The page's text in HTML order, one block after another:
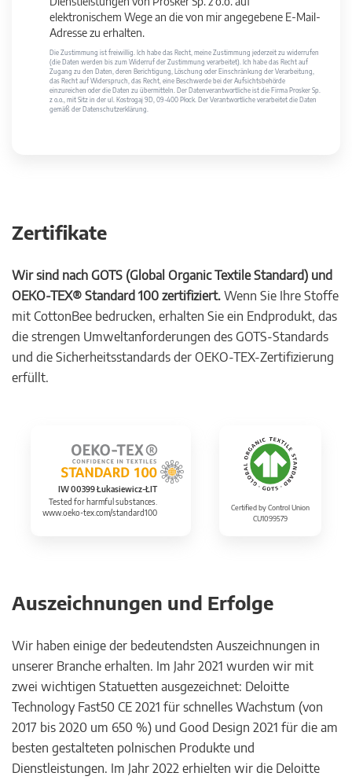
elektronischem Wege an die von mir angegebene E-Mail-
Adresse zu erhalten.
Die Zustimmung ist freiwillig. Ich habe das Recht, meine Zustimmung jederzeit zu widerrufen
(die Daten werden bis zum Widerruf der Zustimmung verarbeitet). Ich habe das Recht auf
Zugang zu den Daten, deren Berichtigung, Löschung oder Einschränkung der Verarbeitung,
das Recht auf Widerspruch, das Recht, eine Beschwerde bei der Aufsichtsbehörde
einzureichen oder die Daten zu übermitteln. Der Datenverantwortliche ist die Firma Prosker Sp.
z o.o., mit Sitz in der ul. Kostrogaj 9D, 09-400 Płock. Der Verantwortliche verarbeitet die Daten
gemäß der Datenschutzerklärung.
Zertifikate
Wir sind nach GOTS (Global Organic Textile Standard) und
OEKO-TEX® Standard 100 zertifiziert. Wenn Sie Ihre Stoffe
mit CottonBee bedrucken, erhalten Sie ein Endprodukt, das
die strengen Umweltanforderungen des GOTS-Standards
und die Sicherheitsstandards der OEKO-TEX-Zertifizierung
erfüllt.
IW 00399 Łukasiewicz-ŁIT
Tested for harmful substances.
www.oeko-tex.com/standard100
Certified by Control Union
CU1099579
Auszeichnungen und Erfolge
Wir haben einige der bedeutendsten Auszeichnungen in
unserer Branche erhalten. Im Jahr 2021 wurden wir mit
zwei wichtigen Statuetten ausgezeichnet: Deloitte
Technology Fast50 CE 2021 für schnelles Wachstum (von
2017 bis 2020 um 650 %) und Good Design 2021 für die am
besten gestalteten polnischen Produkte und
Dienstleistungen. Im Jahr 2022 erhielten wir die Deloitte